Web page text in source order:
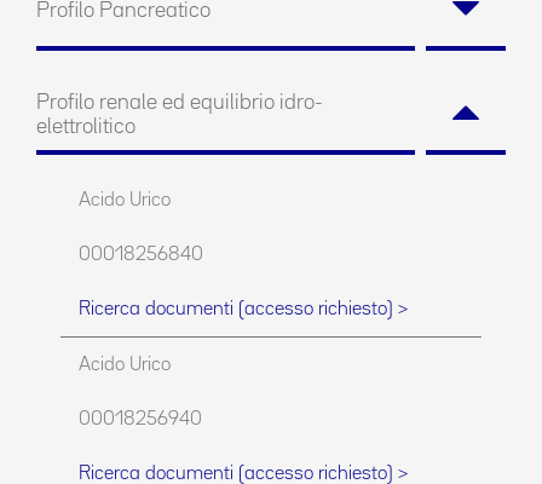
Profilo Pancreatico
Profilo renale ed equilibrio idro-
elettrolitico
Acido Urico
00018256840
Ricerca documenti (accesso richiesto) >
Acido Urico
00018256940
Ricerca documenti (accesso richiesto) >